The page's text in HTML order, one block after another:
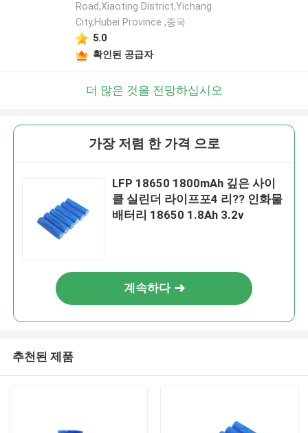
Road,Xiaoting District,Yichang
City,Hubei Province ,중국
5.0
확인된 공급자
더 많은 것을 전망하십시오
가장 저렴 한 가격 으로
LFP 18650 1800mAh 깊은 사이
클 실린더 라이프포4 리?? 인화물
배터리 18650 1.8Ah 3.2v
계속하다
추천된 제품